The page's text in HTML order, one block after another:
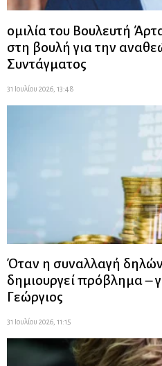
ομιλία του Βουλευτή
στη βουλή για την
Συντάγματος
31 Ιουλίου 2026, 13:48
Όταν η συναλλαγή
δημιουργεί πρόβλημα –
Γεώργιος
31 Ιουλίου 2026, 11:15